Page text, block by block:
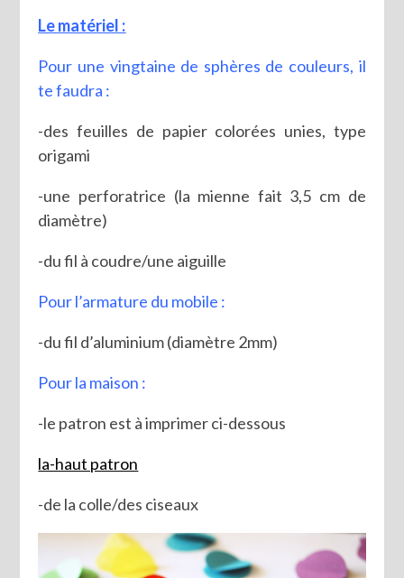
Le matériel :
Pour une vingtaine de sphères de couleurs, il
te faudra :
-des feuilles de papier colorées unies, type
origami
-une perforatrice (la mienne fait 3,5 cm de
diamètre)
-du fil à coudre/une aiguille
Pour l’armature du mobile :
-du fil d’aluminium (diamètre 2mm)
Pour la maison :
-le patron est à imprimer ci-dessous
la-haut patron
-de la colle/des ciseaux